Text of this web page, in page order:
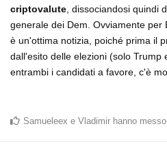
criptovalute , dissociandosi quindi
generale dei Dem. Ovviamente per
è un'ottima notizia, poiché prima il
dall'esito delle elezioni (solo Trump
entrambi i candidati a favore, c'è
Samueleex e Vladimir hanno